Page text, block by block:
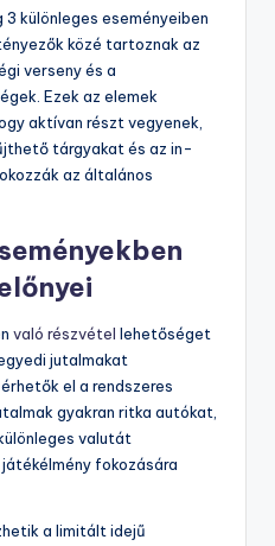
3 különleges eseményeiben
közé tartoznak az
verseny és a
Ezek az elemek
aktívan részt vegyenek,
tárgyakat és az in-
az általános
való részvétel lehetőséget
jutalmakat
el a rendszeres
gyakran ritka autókat,
valutát
fokozására
a limitált idejű